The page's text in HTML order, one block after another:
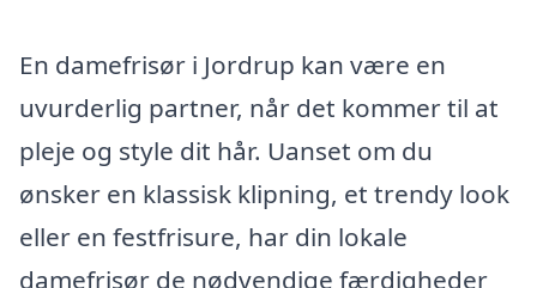
En damefrisør i Jordrup kan være en
uvurderlig partner, når det kommer til at
pleje og style dit hår. Uanset om du
ønsker en klassisk klipning, et trendy look
eller en festfrisure, har din lokale
damefrisør de nødvendige færdigheder